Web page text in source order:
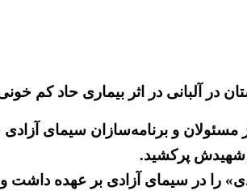
شهیدش پرکشید.
در سیمای آزادی بر عهده داشت و